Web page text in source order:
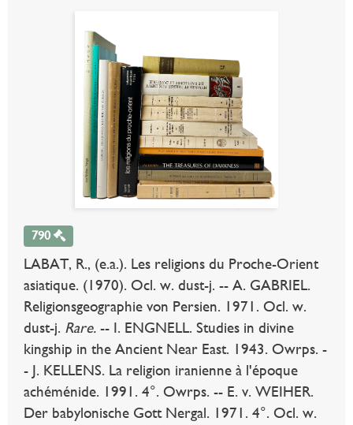
790
LABAT, R., (e.a.). Les religions du Proche-Orient
asiatique. (1970). Ocl. w. dust-j. -- A. GABRIEL.
Religionsgeographie von Persien. 1971. Ocl. w.
dust-j. Rare. -- I. ENGNELL. Studies in divine
kingship in the Ancient Near East. 1943. Owrps. -
- J. KELLENS. La religion iranienne à l'époque
achéménide. 1991. 4°. Owrps. -- E. v. WEIHER.
Der babylonische Gott Nergal. 1971. 4°. Ocl. w.